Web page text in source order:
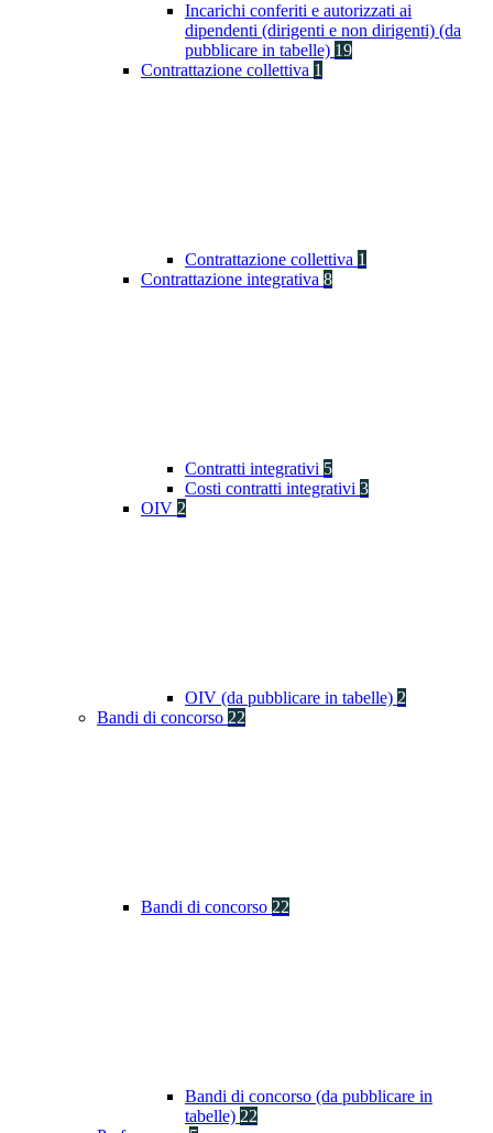
Incarichi conferiti e autorizzati ai
dipendenti (dirigenti e non dirigenti) (da
pubblicare in tabelle) 19
Contrattazione collettiva 1
Contrattazione collettiva 1
Contrattazione integrativa 8
Contratti integrativi 5
Costi contratti integrativi 3
OIV 2
OIV (da pubblicare in tabelle) 2
Bandi di concorso 22
Bandi di concorso 22
Bandi di concorso (da pubblicare in
tabelle) 22